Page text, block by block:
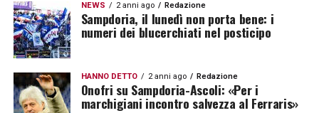
NEWS 2 anni ago Redazione
Sampdoria, il lunedì non porta bene: i
numeri dei blucerchiati nel posticipo
HANNO DETTO 2 anni ago Redazione
Onofri su Sampdoria-Ascoli: «Per i
marchigiani incontro salvezza al Ferraris»